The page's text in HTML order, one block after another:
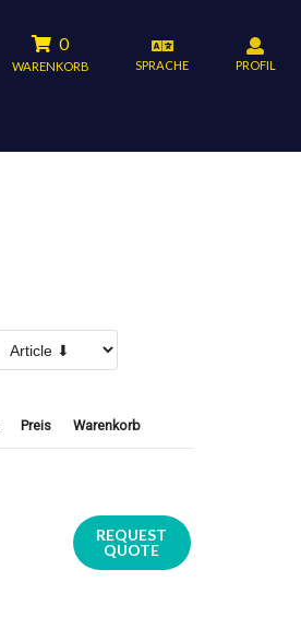
0
WARENKORB SPRACHE PROFIL
Preis Warenkorb
REQUEST
QUOTE